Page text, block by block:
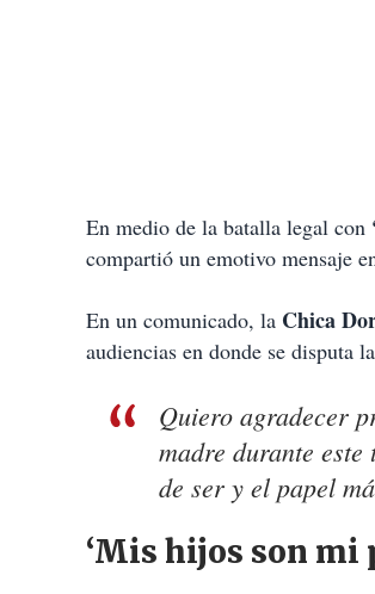
En medio de la batalla legal con
compartió un emotivo mensaje
En un comunicado, la Chica
audiencias en donde se disputa
Quiero agradecer
madre durante
de ser y el papel
‘Mis hijos son mi